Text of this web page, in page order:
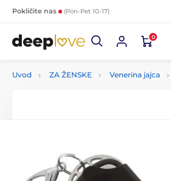
Pokličite nas (Pon-Pet 10-17)
0
Uvod ZA ŽENSKE Venerina jajca